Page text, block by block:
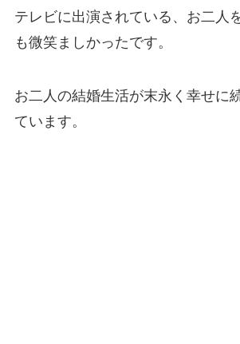
テレビに出演されている、お二人
も微笑ましかったです。
お二人の結婚生活が末永く幸せに
ています。